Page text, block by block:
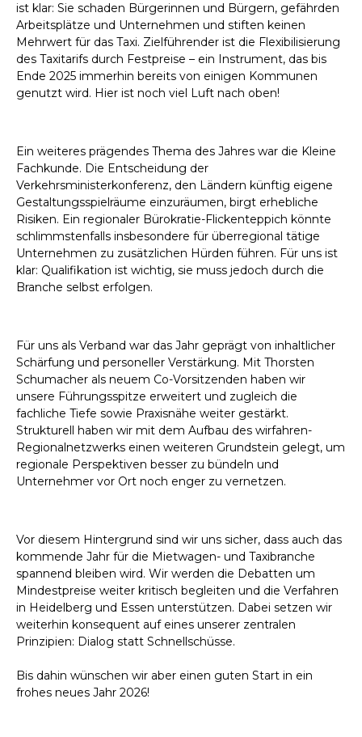
ist klar: Sie schaden Bürgerinnen und Bürgern, gefährden
Arbeitsplätze und Unternehmen und stiften keinen
Mehrwert für das Taxi. Zielführender ist die Flexibilisierung
des Taxitarifs durch Festpreise – ein Instrument, das bis
Ende 2025 immerhin bereits von einigen Kommunen
genutzt wird. Hier ist noch viel Luft nach oben!
Ein weiteres prägendes Thema des Jahres war die Kleine
Fachkunde. Die Entscheidung der
Verkehrsministerkonferenz, den Ländern künftig eigene
Gestaltungsspielräume einzuräumen, birgt erhebliche
Risiken. Ein regionaler Bürokratie-Flickenteppich könnte
schlimmstenfalls insbesondere für überregional tätige
Unternehmen zu zusätzlichen Hürden führen. Für uns ist
klar: Qualifikation ist wichtig, sie muss jedoch durch die
Branche selbst erfolgen.
Für uns als Verband war das Jahr geprägt von inhaltlicher
Schärfung und personeller Verstärkung. Mit Thorsten
Schumacher als neuem Co-Vorsitzenden haben wir
unsere Führungsspitze erweitert und zugleich die
fachliche Tiefe sowie Praxisnähe weiter gestärkt.
Strukturell haben wir mit dem Aufbau des wirfahren-
Regionalnetzwerks einen weiteren Grundstein gelegt, um
regionale Perspektiven besser zu bündeln und
Unternehmer vor Ort noch enger zu vernetzen.
Vor diesem Hintergrund sind wir uns sicher, dass auch das
kommende Jahr für die Mietwagen- und Taxibranche
spannend bleiben wird. Wir werden die Debatten um
Mindestpreise weiter kritisch begleiten und die Verfahren
in Heidelberg und Essen unterstützen. Dabei setzen wir
weiterhin konsequent auf eines unserer zentralen
Prinzipien: Dialog statt Schnellschüsse.
Bis dahin wünschen wir aber einen guten Start in ein
frohes neues Jahr 2026!